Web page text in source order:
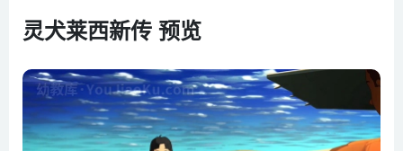
第07集 被蜘蛛咬
第09集 狼来袭
第10集 雪崩
第11集 休息日
灵犬莱西新传 预览